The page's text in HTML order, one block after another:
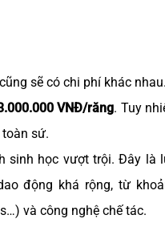
sẽ có chi phí khác nhau.
VNĐ/răng. Tuy
sứ.
sinh học vượt trội. Đây là
động khá rộng, từ
và công nghệ chế tác.